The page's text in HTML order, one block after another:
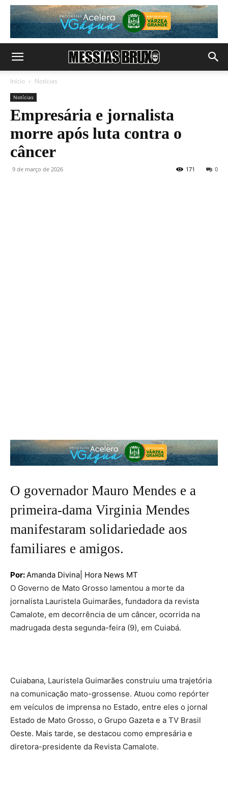
Início Notícias
Notícias
Empresária e jornalista
morre após luta contra o
câncer
9 de março de 2026 0
171
O governador Mauro Mendes e a
primeira-dama Virginia Mendes
manifestaram solidariedade aos
familiares e amigos.
Por: Amanda Divina| Hora News MT
O Governo de Mato Grosso lamentou a morte da
jornalista Lauristela Guimarães, fundadora da revista
Camalote, em decorrência de um câncer, ocorrida na
madrugada desta segunda-feira (9), em Cuiabá.
Cuiabana, Lauristela Guimarães construiu uma trajetória
na comunicação mato-grossense. Atuou como repórter
em veículos de imprensa no Estado, entre eles o jornal
Estado de Mato Grosso, o Grupo Gazeta e a TV Brasil
Oeste. Mais tarde, se destacou como empresária e
diretora-presidente da Revista Camalote.